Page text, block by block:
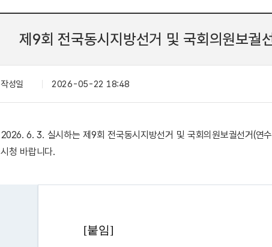
제9회 전국동시지방선거 및 국회의원보궐
작성일 2026-05-22 18:48
2026. 6. 3. 실시하는 제9회 전국동시지방선거 및 국회의원보궐선거(연
시청 바랍니다.